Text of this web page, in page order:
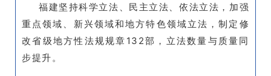
福建坚持科学立法、民主立法、依法立法，加强
重点领域、新兴领域和地方特色领域立法，制定修
改省级地方性法规规章132部，立法数量与质量同
步提升。